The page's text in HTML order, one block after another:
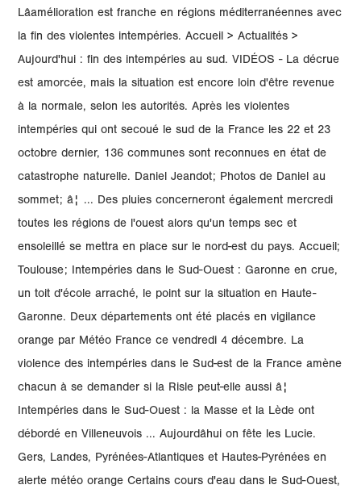
Lâamélioration est franche en régions méditerranéennes avec
la fin des violentes intempéries. Accueil > Actualités >
Aujourd'hui : fin des intempéries au sud. VIDÉOS - La décrue
est amorcée, mais la situation est encore loin d'être revenue
à la normale, selon les autorités. Après les violentes
intempéries qui ont secoué le sud de la France les 22 et 23
octobre dernier, 136 communes sont reconnues en état de
catastrophe naturelle. Daniel Jeandot; Photos de Daniel au
sommet; â¦ ... Des pluies concerneront également mercredi
toutes les régions de l'ouest alors qu'un temps sec et
ensoleillé se mettra en place sur le nord-est du pays. Accueil;
Toulouse; Intempéries dans le Sud-Ouest : Garonne en crue,
un toit d'école arraché, le point sur la situation en Haute-
Garonne. Deux départements ont été placés en vigilance
orange par Météo France ce vendredi 4 décembre. La
violence des intempéries dans le Sud-est de la France amène
chacun à se demander si la Risle peut-elle aussi â¦
Intempéries dans le Sud-Ouest : la Masse et la Lède ont
débordé en Villeneuvois ... Aujourdâhui on fête les Lucie.
Gers, Landes, Pyrénées-Atlantiques et Hautes-Pyrénées en
alerte météo orange Certains cours d'eau dans le Sud-Ouest,